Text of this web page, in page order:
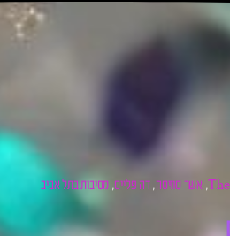
, אשר סוויסה,דה פלייס, מסיבות בתל אביב
לכ